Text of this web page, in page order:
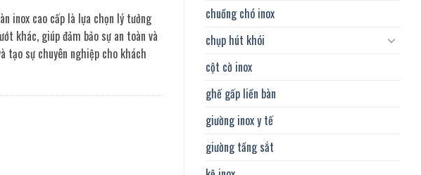
chuồng chó inox
chụp hút khói
cột cờ inox
ghế gấp liền bàn
giường inox y tế
giường tầng sắt
inox cao cấp là lựa chọn lý tưởng
khác, giúp đảm bảo sự an toàn và
tạo sự chuyên nghiệp cho khách